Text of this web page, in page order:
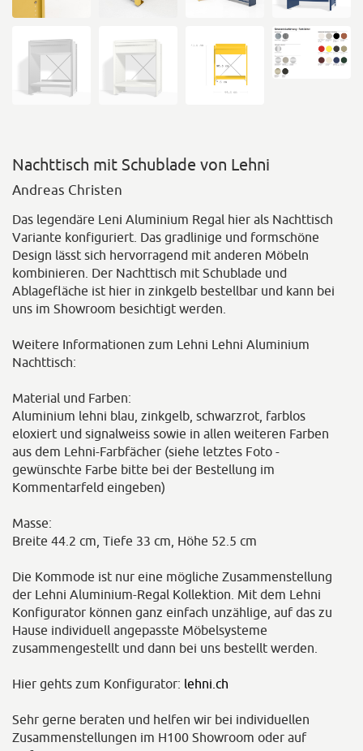
Nachttisch mit Schublade von Lehni
Andreas Christen
Das legendäre Leni Aluminium Regal hier als Nachttisch
Variante konfiguriert. Das gradlinige und formschöne
Design lässt sich hervorragend mit anderen Möbeln
kombinieren. Der Nachttisch mit Schublade und
Ablagefläche ist hier in zinkgelb bestellbar und kann bei
uns im Showroom besichtigt werden.
Weitere Informationen zum Lehni Lehni Aluminium
Nachttisch:
Material und Farben:
Aluminium lehni blau, zinkgelb, schwarzrot, farblos
eloxiert und signalweiss sowie in allen weiteren Farben
aus dem Lehni-Farbfächer (siehe letztes Foto -
gewünschte Farbe bitte bei der Bestellung im
Kommentarfeld eingeben)
Masse:
Breite 44.2 cm, Tiefe 33 cm, Höhe 52.5 cm
Die Kommode ist nur eine mögliche Zusammenstellung
der Lehni Aluminium-Regal Kollektion. Mit dem Lehni
Konfigurator können ganz einfach unzählige, auf das zu
Hause individuell angepasste Möbelsysteme
zusammengestellt und dann bei uns bestellt werden.
Hier gehts zum Konfigurator: lehni.ch
Sehr gerne beraten und helfen wir bei individuellen
Zusammenstellungen im H100 Showroom oder auf